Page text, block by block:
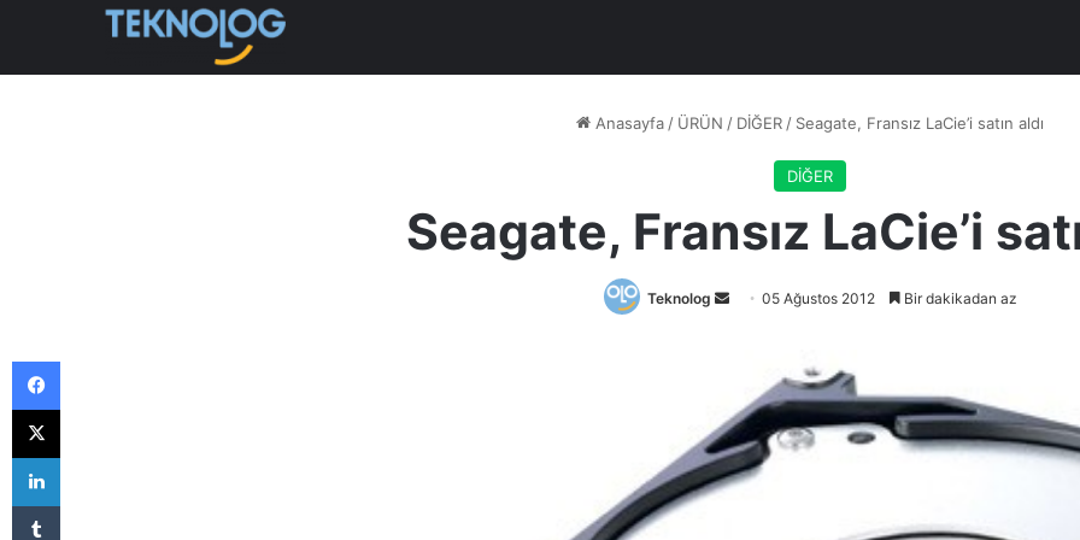
Anasayfa / ÜRÜN / DİĞER / Seagate, Fransız LaCie’i satın aldı
DİĞER
Seagate, Fransız LaCie’i
Teknolog
Bir
göndermek
05 Ağustos 2012 Bir dakikadan az
Facebook
X
LinkedIn
Tumblr